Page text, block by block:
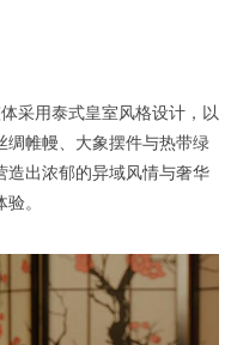
采用泰式皇室风格设计，以
绸帷幔、大象摆件与热带绿
造出浓郁的异域风情与奢华
。